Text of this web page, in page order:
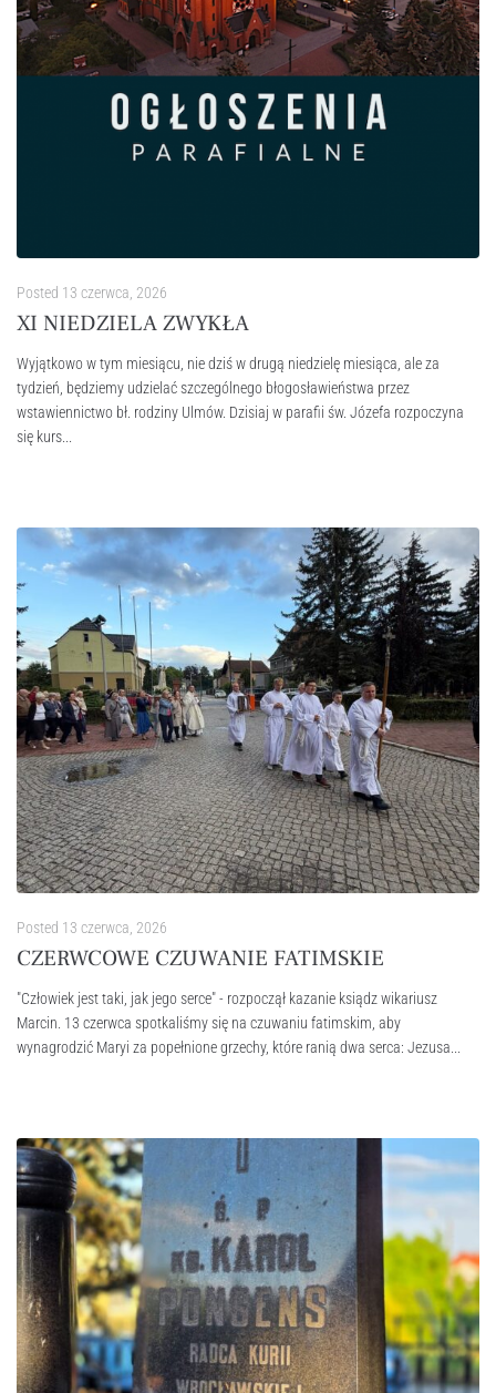
Posted 13 czerwca, 2026
XI NIEDZIELA ZWYKŁA
Wyjątkowo w tym miesiącu, nie dziś w drugą niedzielę miesiąca, ale za
tydzień, będziemy udzielać szczególnego błogosławieństwa przez
wstawiennictwo bł. rodziny Ulmów. Dzisiaj w parafii św. Józefa rozpoczyna
się kurs...
Posted 13 czerwca, 2026
CZERWCOWE CZUWANIE FATIMSKIE
"Człowiek jest taki, jak jego serce" - rozpoczął kazanie ksiądz wikariusz
Marcin. 13 czerwca spotkaliśmy się na czuwaniu fatimskim, aby
wynagrodzić Maryi za popełnione grzechy, które ranią dwa serca: Jezusa...